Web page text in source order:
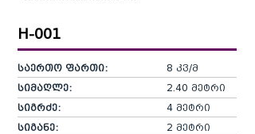
H-001
საერთო ფართი:
სიმაღლე:
სიგრძე:
სიგანე:
8 კვ/მ
2.40 მეტრი
4 მეტრი
2 მეტრი